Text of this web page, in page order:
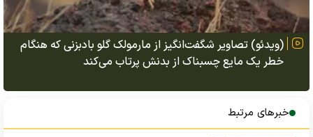
(ویدئو) تصاویر شگفت‌انگیز از مارمولک گلو بادبزنی که هنگام
خطر یک مایع چسبناک از بدنش پرتاب می‌کند
خبرهای مرتبط